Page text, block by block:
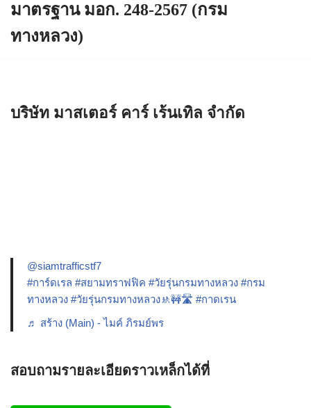
มาตรฐาน มอก. 248-2567 (กรม
ทางหลวง)
บริษัท มาสเตอร์ คาร์ เร้นเทิล จำกัด
@siamtrafficstf7
#การ์ดเรล #สยามทราฟฟิค #วัยรุ่นกรมทางหลวง #กรม
ทางหลวง #วัยรุ่นกรมทางหลวง🚸🚧🛣️ #กาดเรน
♬ สร้าง (Main) - ไมค์ ภิรมย์พร
สอบถามรายละเอียดราวเหล็กได้ที่